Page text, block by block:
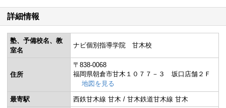
詳細情報
塾、予備校名、教
室名
ナビ個別指導学院 甘木校
住所
〒838-0068
福岡県朝倉市甘木１０７７－３ 坂口店舗２Ｆ
地図を見る
最寄駅
西鉄甘木線 甘木 / 甘木鉄道甘木線 甘木